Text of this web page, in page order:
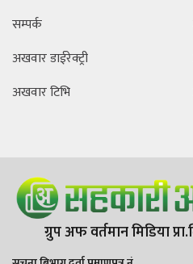
सम्पर्क
अखवार डाईरेक्ट्री
अखवार टिभि
ग्रुप अफ वर्तमान मिडिया